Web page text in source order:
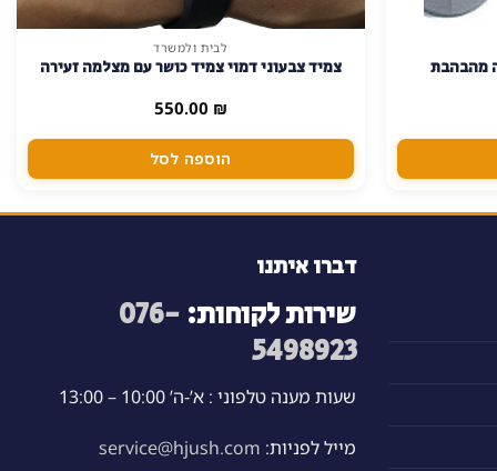
מהבהבת
לבית ולמשרד
צמיד צבעוני דמוי צמיד כושר עם מצלמה זעירה
550.00 ₪
הוספה לסל
דברו איתנו
שירות לקוחות: 076-
5498923
שעות מענה טלפוני : א’-ה’ 10:00 – 13:00
מייל לפניות: service@hjush.com